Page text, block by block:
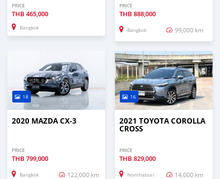
PRICE
THB 465,000
Bangkok
PRICE
THB 888,000
Bangkok 99,000 km
18
2020 MAZDA CX-3
PRICE
THB 799,000
Bangkok 122,000 km
16
2021 TOYOTA COROLLA
CROSS
PRICE
THB 829,000
Nonthaburi 14,000 km